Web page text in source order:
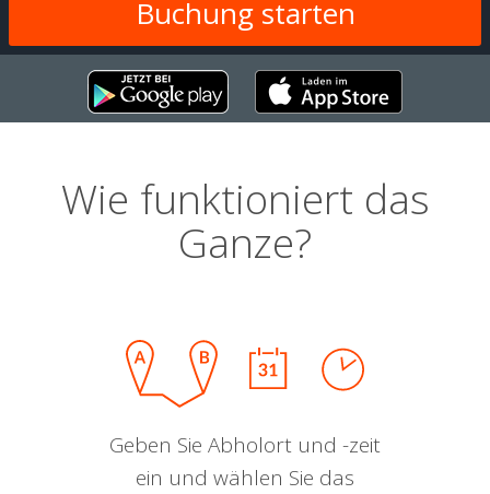
Wie funktioniert das
Ganze?
Geben Sie Abholort und -zeit
ein und wählen Sie das